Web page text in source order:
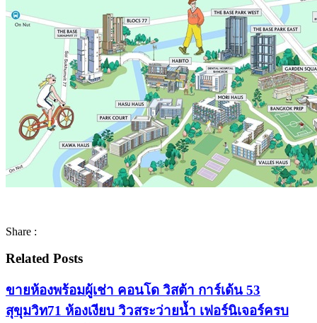
Share :
Related Posts
ขายห้องพร้อมผู้เช่า คอนโด วิสต้า การ์เด้น 53
สุขุมวิท71 ห้องเงียบ วิวสระว่ายน้ำ เฟอร์นิเจอร์ครบ